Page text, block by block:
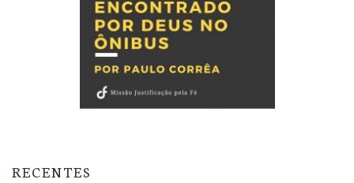
RECENTES